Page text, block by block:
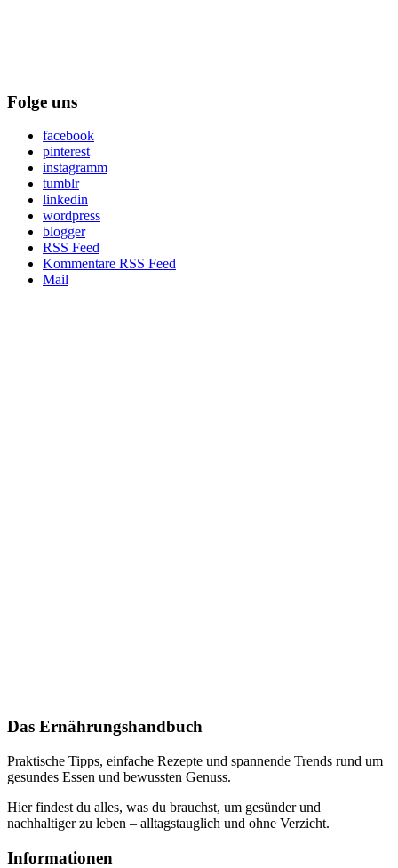
Folge uns
facebook
pinterest
instagramm
tumblr
linkedin
wordpress
blogger
RSS Feed
Kommentare RSS Feed
Mail
Das Ernährungshandbuch
Praktische Tipps, einfache Rezepte und spannende Trends rund um
gesundes Essen und bewussten Genuss.
Hier findest du alles, was du brauchst, um gesünder und
nachhaltiger zu leben – alltagstauglich und ohne Verzicht.
Informationen